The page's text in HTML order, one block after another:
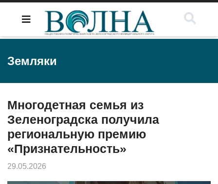
Земляки
Многодетная семья из
Зеленоградска получила
региональную премию
«Признательность»
29.05.2026